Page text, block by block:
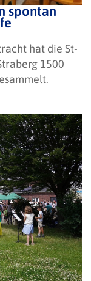
spontan
hat die St-
1500